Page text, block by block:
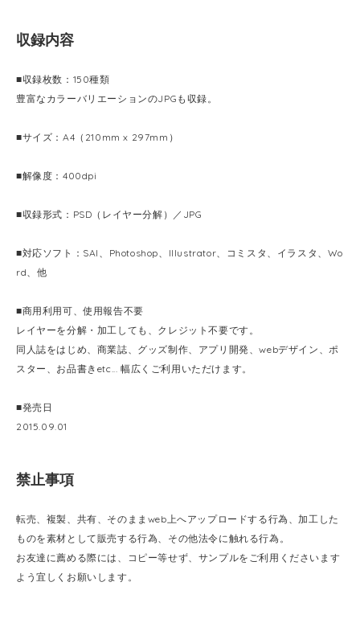
収録内容
■収録枚数：150種類
豊富なカラーバリエーションのJPGも収録。
■サイズ：A4（210mm x 297mm）
■解像度：400dpi
■収録形式：PSD（レイヤー分解）／JPG
■対応ソフト：SAI、Photoshop、Illustrator、コミスタ、イラスタ、Wo
rd、他
■商用利用可、使用報告不要
レイヤーを分解・加工しても、クレジット不要です。
同人誌をはじめ、商業誌、グッズ制作、アプリ開発、webデザイン、ポ
スター、お品書きetc... 幅広くご利用いただけます。
■発売日
2015.09.01
禁止事項
転売、複製、共有、そのままweb上へアップロードする行為、加工した
ものを素材として販売する行為、その他法令に触れる行為。
お友達に薦める際には、コピー等せず、サンプルをご利用くださいます
よう宜しくお願いします。